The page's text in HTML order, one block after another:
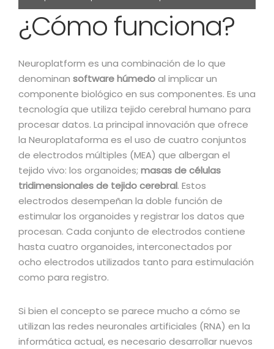
de Neuroplatform podría generar ahorros sustanciales de
energía.
¿Cómo funciona?
Neuroplatform es una combinación de lo que
denominan software húmedoal implicar un
componente biológico en sus componentes. Es una
tecnología que utiliza tejido cerebral humano para
procesar datos. La principal innovación que ofrece
la Neuroplataforma es el uso de cuatro conjuntos
de electrodos múltiples (MEA) que albergan el
tejido vivo: los organoides; masas de células
tridimensionales de tejido cerebral. Estos
electrodos desempeñan la doble función de
estimular los organoides y registrar los datos que
procesan. Cada conjunto de electrodos contiene
hasta cuatro organoides, interconectados por
ocho electrodos utilizados tanto para estimulación
como para registro.
Si bien el concepto se parece mucho a cómo se
utilizan las redes neuronales artificiales (RNA) en la
informática actual, es necesario desarrollar nuevos